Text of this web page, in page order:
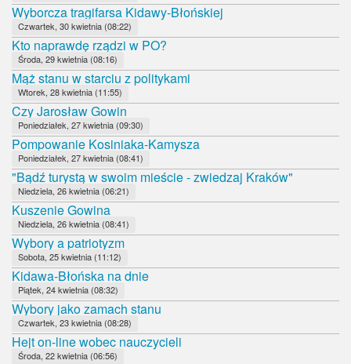
Wyborcza tragifarsa Kidawy-Błońskiej
Czwartek, 30 kwietnia (08:22)
Kto naprawdę rządzi w PO?
Środa, 29 kwietnia (08:16)
Mąż stanu w starciu z politykami
Wtorek, 28 kwietnia (11:55)
Czy Jarosław Gowin
Poniedziałek, 27 kwietnia (09:30)
Pompowanie Kosiniaka-Kamysza
Poniedziałek, 27 kwietnia (08:41)
"Bądź turystą w swoim mieście - zwiedzaj Kraków"
Niedziela, 26 kwietnia (06:21)
Kuszenie Gowina
Niedziela, 26 kwietnia (08:41)
Wybory a patriotyzm
Sobota, 25 kwietnia (11:12)
Kidawa-Błońska na dnie
Piątek, 24 kwietnia (08:32)
Wybory jako zamach stanu
Czwartek, 23 kwietnia (08:28)
Hejt on-line wobec nauczycieli
Środa, 22 kwietnia (06:56)